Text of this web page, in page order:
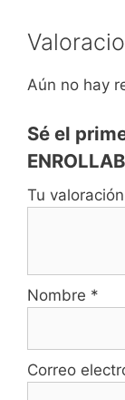
Aún no hay
Sé el
Tu valoración
Nombre *
Correo